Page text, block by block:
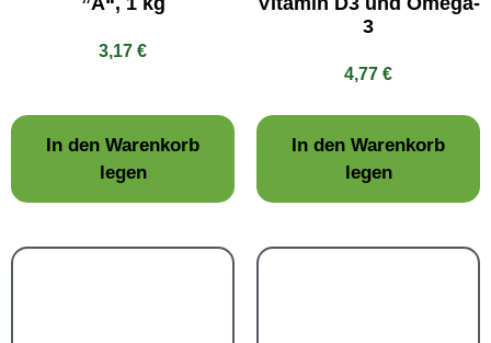
3,17 €
In den Warenkorb
legen
3
4,77 €
In den Warenkorb
legen